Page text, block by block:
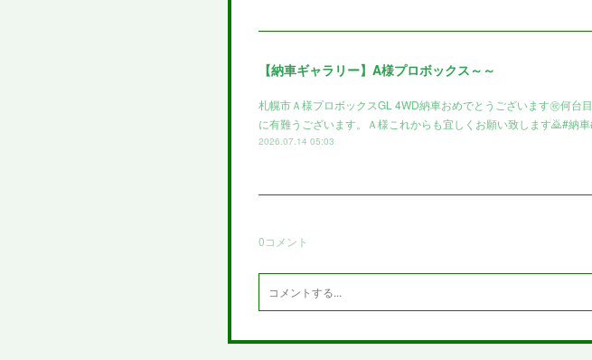
【納車ギャラリー】A様プロボックス～～
札幌市Ａ様プロボックスGL 4WD納車おめでとうございます㊗️何台
に有難うございます。Ａ様これからも宜しくお願い致します🙇#納
2026.07.14 05:03
0コメント